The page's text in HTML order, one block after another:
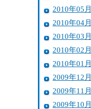
2010年05月
2010年04月
2010年03月
2010年02月
2010年01月
2009年12月
2009年11月
2009年10月